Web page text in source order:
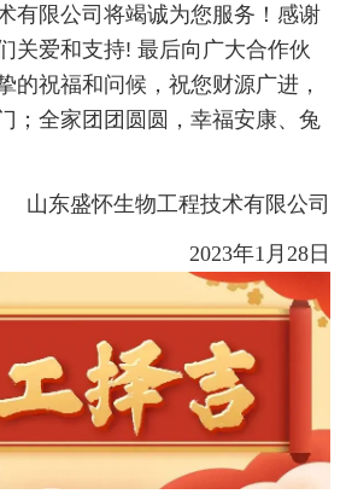
有限公司将竭诚为您服务！感谢
关爱和支持! 最后向广大合作伙
的祝福和问候，祝您财源广进，
；全家团团圆圆，幸福安康、兔
山东盛怀生物工程技术有限公司
2023年1月28日